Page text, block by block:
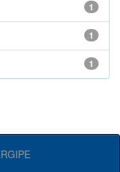
1
1
1